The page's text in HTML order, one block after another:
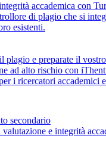
accademica con
di plagio che si
esistenti.
plagio e preparate il
ad alto rischio con
i ricercatori accademici
secondario
e integrità